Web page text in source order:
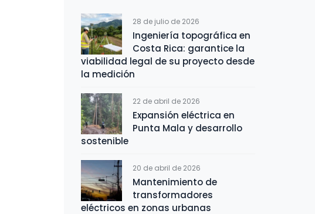
28 de julio de 2026
Ingeniería topográfica en
Costa Rica: garantice la
viabilidad legal de su proyecto desde
la medición
22 de abril de 2026
Expansión eléctrica en
Punta Mala y desarrollo
sostenible
20 de abril de 2026
Mantenimiento de
transformadores
eléctricos en zonas urbanas